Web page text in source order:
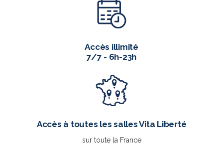
Accès illimité
7/7 - 6h-23h
Accès à toutes les salles Vita Liberté
sur toute la France